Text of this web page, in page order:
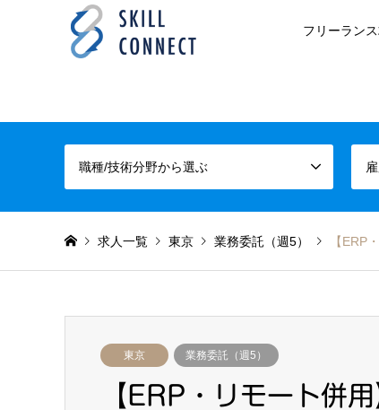
フリーラン
職種/技術分野から選ぶ
求人一覧 東京 業務委託（週5） 【ERP
東京 業務委託（週5）
【ERP・リモート併